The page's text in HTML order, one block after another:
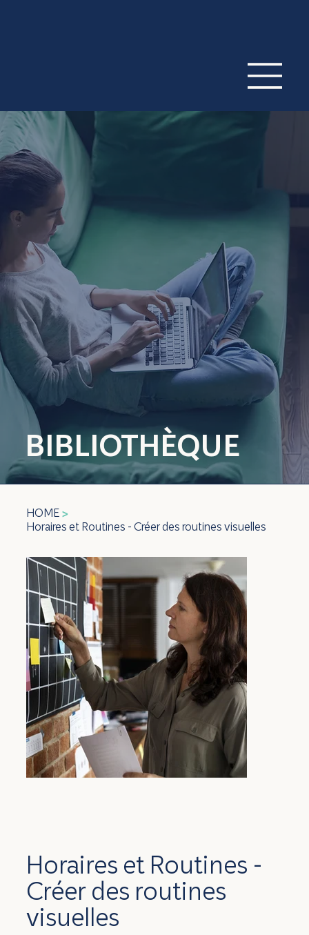
BIBLIOTHÈQUE
HOME>
Horaires et Routines - Créer des routines visuelles
Horaires et Routines -
Créer des routines
visuelles